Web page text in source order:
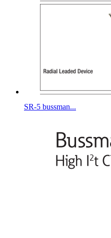
SR-5 bussman...